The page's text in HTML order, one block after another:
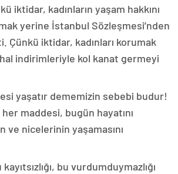
iktidar, kadınların yaşam hakkını
yerine İstanbul Sözleşmesi’nden
Çünkü iktidar, kadınları korumak
indirimleriyle kol kanat germeyi
yaşatır dememizin sebebi budur!
her maddesi, bugün hayatını
ve nicelerinin yaşamasını
bu vurdumduymazlığı